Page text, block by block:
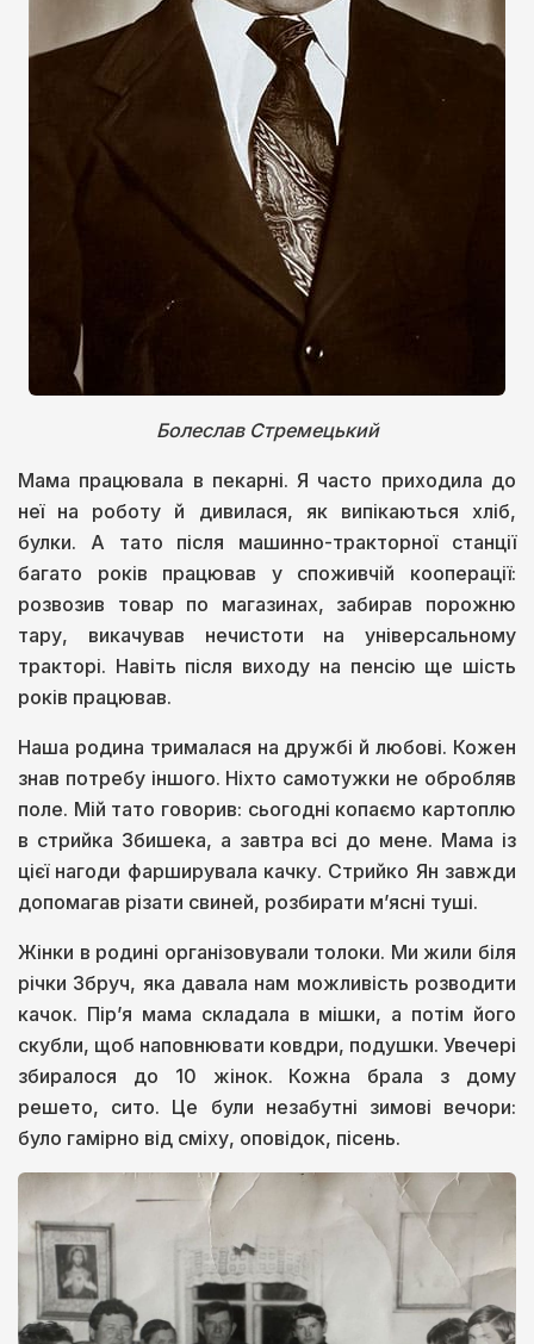
Болеслав Стремецький
Мама працювала в пекарні. Я часто приходила до
неї на роботу й дивилася, як випікаються хліб,
булки. А тато після машинно-тракторної станції
багато років працював у споживчій кооперації:
розвозив товар по магазинах, забирав порожню
тару, викачував нечистоти на універсальному
тракторі. Навіть після виходу на пенсію ще шість
років працював.
Наша родина трималася на дружбі й любові. Кожен
знав потребу іншого. Ніхто самотужки не обробляв
поле. Мій тато говорив: сьогодні копаємо картоплю
в стрийка Збишека, а завтра всі до мене. Мама із
цієї нагоди фарширувала качку. Стрийко Ян завжди
допомагав різати свиней, розбирати м’ясні туші.
Жінки в родині організовували толоки. Ми жили біля
річки Збруч, яка давала нам можливість розводити
качок. Пір’я мама складала в мішки, а потім його
скубли, щоб наповнювати ковдри, подушки. Увечері
збиралося до 10 жінок. Кожна брала з дому
решето, сито. Це були незабутні зимові вечори:
було гамірно від сміху, оповідок, пісень.